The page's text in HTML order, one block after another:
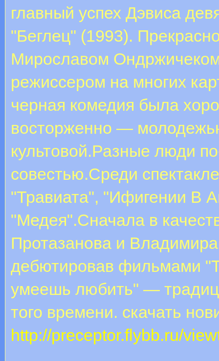
главный успех Дэвиса
"Беглец" (1993).
Мирославом
режиссером на многих
черная комедия была
восторженно —
культовой.Разные люди
совестью.Среди
"Травиата", "Ифигении В
"Медея".Сначала в
Протазанова и
дебютировав фильмами
умеешь любить" —
того времени. скачать
http://preceptor.flybb.ru/